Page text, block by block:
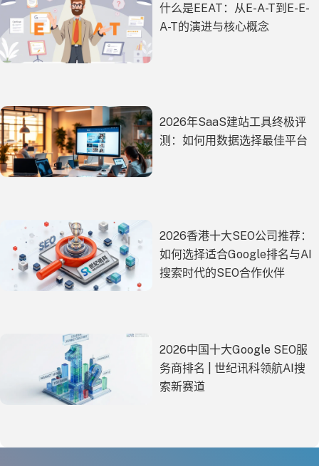
什么是EEAT：从E-A-T到E-E-
A-T的演进与核心概念
2026年SaaS建站工具终极评
测：如何用数据选择最佳平台
2026香港十大SEO公司推荐：
如何选择适合Google排名与AI
搜索时代的SEO合作伙伴
2026中国十大Google SEO服
务商排名 | 世纪讯科领航AI搜
索新赛道